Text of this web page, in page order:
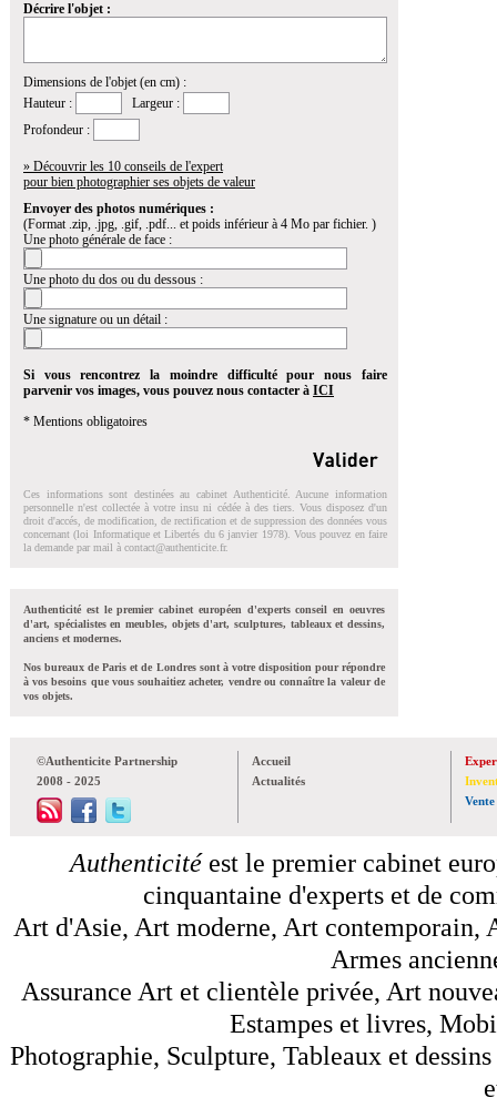
Décrire l'objet :
Dimensions de l'objet (en cm) :
Hauteur :
Largeur :
Profondeur :
» Découvrir les 10 conseils de l'expert
pour bien photographier ses objets de valeur
Envoyer des photos numériques :
(Format .zip, .jpg, .gif, .pdf... et poids inférieur à 4 Mo par fichier. )
Une photo générale de face :
Une photo du dos ou du dessous :
Une signature ou un détail :
Si vous rencontrez la moindre difficulté pour nous faire
parvenir vos images, vous pouvez nous contacter à ICI
* Mentions obligatoires
Ces informations sont destinées au cabinet Authenticité. Aucune information
personnelle n'est collectée à votre insu ni cédée à des tiers. Vous disposez d'un
droit d'accés, de modification, de rectification et de suppression des données vous
concernant (loi Informatique et Libertés du 6 janvier 1978). Vous pouvez en faire
la demande par mail à contact@authenticite.fr.
Authenticité est le premier cabinet européen d'experts conseil en oeuvres
d'art, spécialistes en meubles, objets d'art, sculptures, tableaux et dessins,
anciens et modernes.
Nos bureaux de Paris et de Londres sont à votre disposition pour répondre
à vos besoins que vous souhaitiez acheter, vendre ou connaître la valeur de
vos objets.
©Authenticite Partnership
2008 - 2025
Accueil
Actualités
Vente
Authenticitéest le premier cabinet
cinquantaine d'experts et de
Art d'Asie, Art moderne, Art contemporain,
Armes
Assurance Art et clientèle privée, Art
Estampes et livres,
Photographie, Sculpture, Tableaux et